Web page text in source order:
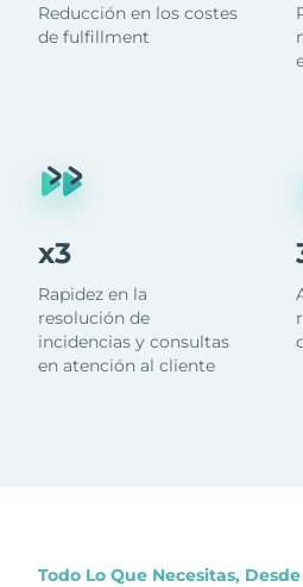
Reducción en los costes
de fulfillment
x3
Rapidez en la
resolución de
incidencias y consultas
en atención al cliente
Todo Lo Que Necesitas,